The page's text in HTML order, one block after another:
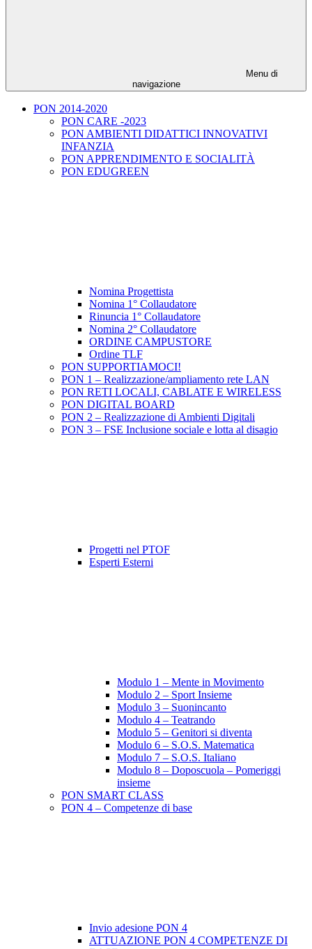
Menu di
navigazione
PON 2014-2020
PON CARE -2023
PON AMBIENTI DIDATTICI INNOVATIVI
INFANZIA
PON APPRENDIMENTO E SOCIALITÀ
PON EDUGREEN
Nomina Progettista
Nomina 1° Collaudatore
Rinuncia 1° Collaudatore
Nomina 2° Collaudatore
ORDINE CAMPUSTORE
Ordine TLF
PON SUPPORTIAMOCI!
PON 1 – Realizzazione/ampliamento rete LAN
PON RETI LOCALI, CABLATE E WIRELESS
PON DIGITAL BOARD
PON 2 – Realizzazione di Ambienti Digitali
PON 3 – FSE Inclusione sociale e lotta al disagio
Progetti nel PTOF
Esperti Esterni
Modulo 1 – Mente in Movimento
Modulo 2 – Sport Insieme
Modulo 3 – Suonincanto
Modulo 4 – Teatrando
Modulo 5 – Genitori si diventa
Modulo 6 – S.O.S. Matematica
Modulo 7 – S.O.S. Italiano
Modulo 8 – Doposcuola – Pomeriggi
insieme
PON SMART CLASS
PON 4 – Competenze di base
Invio adesione PON 4
ATTUAZIONE PON 4 COMPETENZE DI